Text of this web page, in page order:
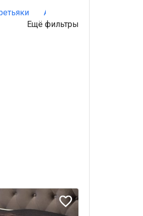
Авиагородок
Ещё фильтры